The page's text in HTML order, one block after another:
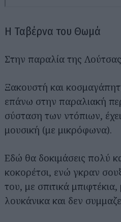
Η Ταβέρνα του Θωμά
Στην παραλία της
Ξακουστή και
επάνω στην παραλιακή
σύσταση των ντόπιων,
μουσική (με μικρόφωνα).
Εδώ θα δοκιμάσεις πολύ
κοκορέτσι, ενώ γκραν
του, με σπιτικά
λουκάνικα και δεν